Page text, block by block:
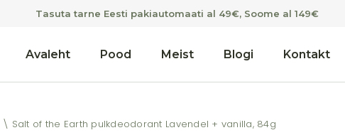
Tasuta tarne Eesti pakiautomaati al 49€, Soome al 149€
Avaleht Pood Meist Blogi Kontakt
Salt of the Earth pulkdeodorant Lavendel + vanilla, 84g